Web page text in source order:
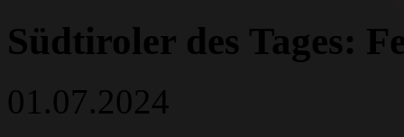
Südtiroler des Tages:
01.07.2024